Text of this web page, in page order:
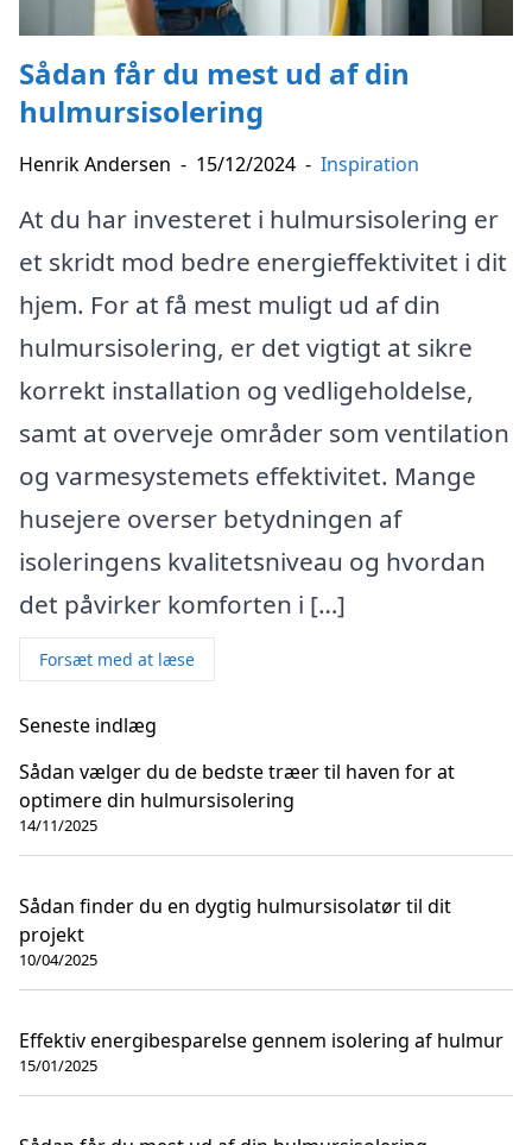
Sådan får du mest ud af din
hulmursisolering
Henrik Andersen - 15/12/2024 - Inspiration
At du har investeret i hulmursisolering er
et skridt mod bedre energieffektivitet i dit
hjem. For at få mest muligt ud af din
hulmursisolering, er det vigtigt at sikre
korrekt installation og vedligeholdelse,
samt at overveje områder som ventilation
og varmesystemets effektivitet. Mange
husejere overser betydningen af
isoleringens kvalitetsniveau og hvordan
det påvirker komforten i […]
Forsæt med at læse
Seneste indlæg
Sådan vælger du de bedste træer til haven for at
optimere din hulmursisolering
14/11/2025
Sådan finder du en dygtig hulmursisolatør til dit
projekt
10/04/2025
Effektiv energibesparelse gennem isolering af hulmur
15/01/2025